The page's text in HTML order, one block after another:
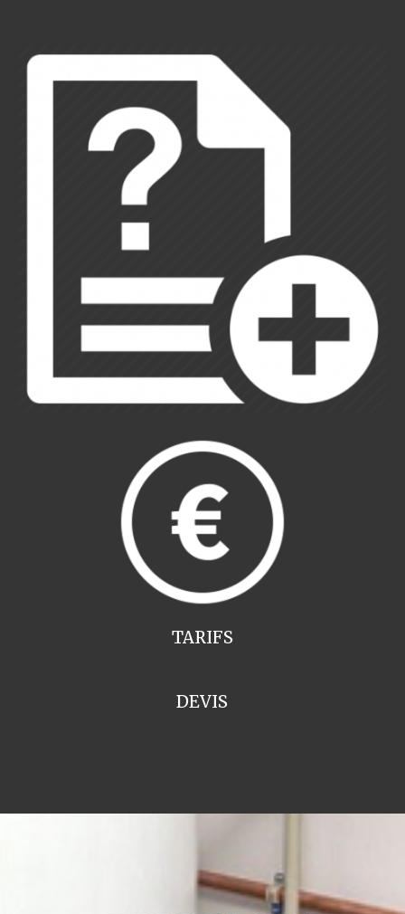
TARIFS
DEVIS